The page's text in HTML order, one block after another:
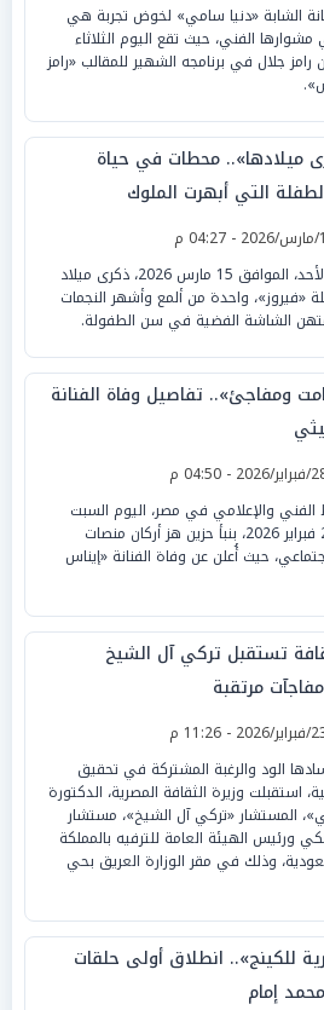
الشابة «دنيا سامي» لخوض تجربة هي
الفني، حيث تقع اليوم الثلاثاء
رامز جلال في برنامجه الشهير للمقالب «رامز
ميلادها».. محطات في حياة
التي أبهرت الملوك
تحل اليوم الأحد، الموافق 15 مارس 2026، ذكرى ميلاد
«فيروز»، واحدة من ألمع وأشهر النجمات
الشاشة الفضية في سن الطفولة.
ومفاجئ».. تفاصيل وفاة الفنانة
والإعلامي في مصر، اليوم السبت
الموافق 28 فبراير 2026، بنبأ حزين هز أركان منصات
حيث أُعلن عن وفاة الفنانة «إيناس
تستقبل تركي آل الشيخ
مرتقبة
الود والرغبة المشتركة في تحقيق
استقبلت وزيرة الثقافة المصرية، الدكتورة
المستشار «تركي آل الشيخ»، مستشار
ورئيس الهيئة العامة للترفيه بالمملكة
وذلك في مقر الوزارة العريق بحي
للكينج».. انطلاق أولى حلقات
إمام